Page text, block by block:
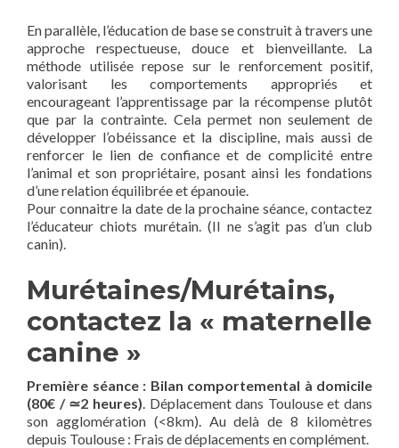
En parallèle, l’éducation de base se construit à travers une
approche respectueuse, douce et bienveillante. La
méthode utilisée repose sur le renforcement positif,
valorisant les comportements appropriés et
encourageant l’apprentissage par la récompense plutôt
que par la contrainte. Cela permet non seulement de
développer l’obéissance et la discipline, mais aussi de
renforcer le lien de confiance et de complicité entre
l’animal et son propriétaire, posant ainsi les fondations
d’une relation équilibrée et épanouie.
Pour connaitre la date de la prochaine séance, contactez
l’éducateur chiots murétain. (Il ne s’agit pas d’un club
canin).
Murétaines/Murétains,
contactez la « maternelle
canine »
Première séance : Bilan comportemental à domicile
(80€ / ≃2 heures). Déplacement dans Toulouse et dans
son agglomération (<8km). Au delà de 8 kilomètres
depuis Toulouse : Frais de déplacements en complément.